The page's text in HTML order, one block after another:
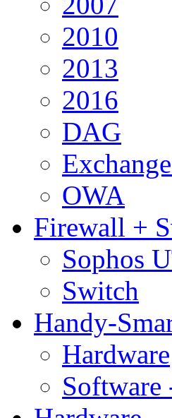
2010
2013
2016
DAG
OWA
Firewall +
Sophos
Switch
Handy-
Hardware
Software